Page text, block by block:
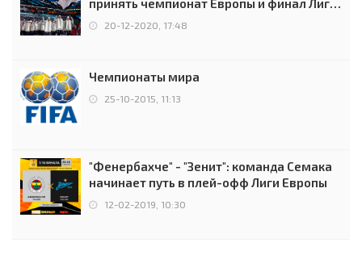
принять чемпионат Европы и финал Лиги
чемпионов.
20-12-2020, 17:48
Чемпионаты мира
25-10-2015, 11:13
"Фенербахче" - "Зенит": команда Семака
начинает путь в плей-офф Лиги Европы
12-02-2019, 10:30